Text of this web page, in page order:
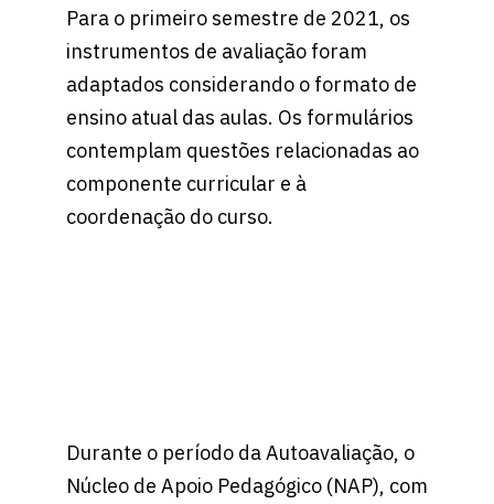
Para o primeiro semestre de 2021, os
instrumentos de avaliação foram
adaptados considerando o formato de
ensino atual das aulas. Os formulários
contemplam questões relacionadas ao
componente curricular e à
coordenação do curso.
Durante o período da Autoavaliação, o
Núcleo de Apoio Pedagógico (NAP), com